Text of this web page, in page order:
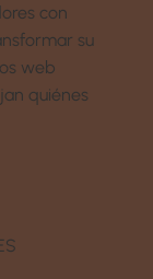
con
su
web
quiénes